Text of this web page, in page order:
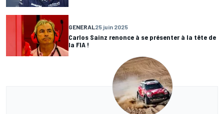
GENERAL 25 juin 2025
Carlos Sainz renonce à se présenter à la tête de
la FIA !